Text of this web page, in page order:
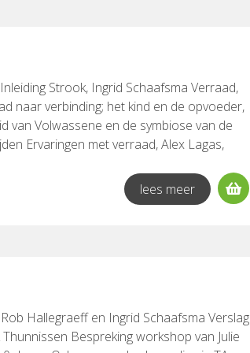
Strook, Ingrid Schaafsma Verraad,
naar verbinding; het kind en de opvoeder,
van Volwassene en de symbiose van de
Ervaringen met verraad, Alex Lagas,
Onveilige hechting en verraad, Toos
van der Heijden De Delicieuse spiraal
lees meer
Hallegraeff en Ingrid Schaafsma Verslag
Bespreking workshop van Julie